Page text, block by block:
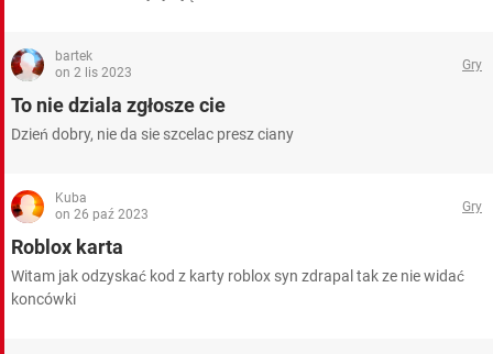
bartek
on 2 lis 2023
Gry
To nie dziala zgłosze cie
Dzień dobry, nie da sie szcelac presz ciany
Kuba
on 26 paź 2023
Gry
Roblox karta
Witam jak odzyskać kod z karty roblox syn zdrapal tak ze nie widać
koncówki